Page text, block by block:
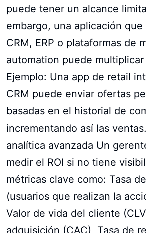
puede tener un alcance
embargo, una aplicación
CRM, ERP o plataformas de
automation puede
Ejemplo: Una app de retail
CRM puede enviar ofertas
basadas en el historial de
incrementando así las
analítica avanzada Un
medir el ROI si no tiene
métricas clave como: Tasa
(usuarios que realizan la
Valor de vida del cliente
adquisición (CAC), Tasa de